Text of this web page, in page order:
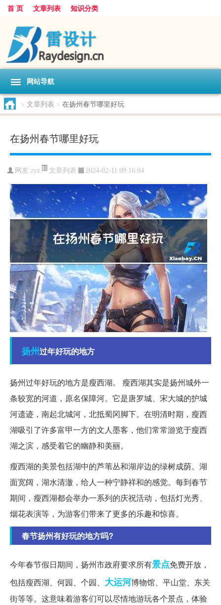
首 页 文章列表 知识分类
网站导航
> 文章列表 > 在扬州春节哪里好玩
在扬州春节哪里好玩
网友:zyz 文章列表 2024-02-11 09:16:04
扬州过年好玩的地方
扬州过年好玩的地方是瘦西湖。 瘦西湖其实是扬州城外一
条较宽的河道，原名保障河。它是唐罗城、宋大城的护城
河遗迹，南起北城河，北抵蜀冈脚下。在明清时期，瘦西
湖吸引了许多富甲一方的文人墨客，他们常常游览于瘦西
湖之滨，感受着它的幽静和美丽。
瘦西湖的美景包括湖中的芦苇丛和湖岸边的绿树成荫。湖
面宽阔，湖水清澈，给人一种宁静祥和的感觉。每到春节
期间，瘦西湖都会举办一系列的庆祝活动，包括灯光秀、
烟花表演等，为游客们带来了更多的乐趣和惊喜。
春节扬州有好玩的地方吗?
今年春节假日期间，扬州市政府要求所有景点免费开放，
包括瘦西湖、何园、个园、 大运河博物馆、平山堂、东关
街等等。这意味着游客们可以尽情地游玩各个景点，体验